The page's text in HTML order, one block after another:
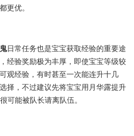
更优。
日常任务也是宝宝获取经验的重要途
经验奖励极为丰厚，即使宝宝等级较
观经验，有时甚至一次能连升十几
择，不过建议先将宝宝用月华露提升
可能被队长请离队伍。